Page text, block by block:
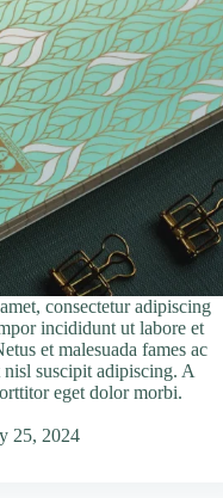
consectetur adipiscing
incididunt ut labore et
et malesuada fames ac
nisl suscipit adipiscing. A
eget dolor morbi.
25, 2024